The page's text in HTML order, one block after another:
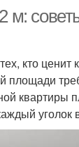
м:
кто ценит
квартиры
уголок